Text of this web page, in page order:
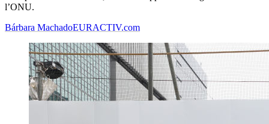
l’ONU.
Bárbara MachadoEURACTIV.com